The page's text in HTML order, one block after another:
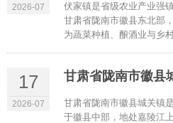
2026-07
伏家镇是省级农业产业强
甘肃省陇南市徽县东北部
为蔬菜种植、酿酒业与乡
17
2026-07
甘肃省陇南市徽县
甘肃省陇南市徽县城关镇
于徽县中部，地处嘉陵江